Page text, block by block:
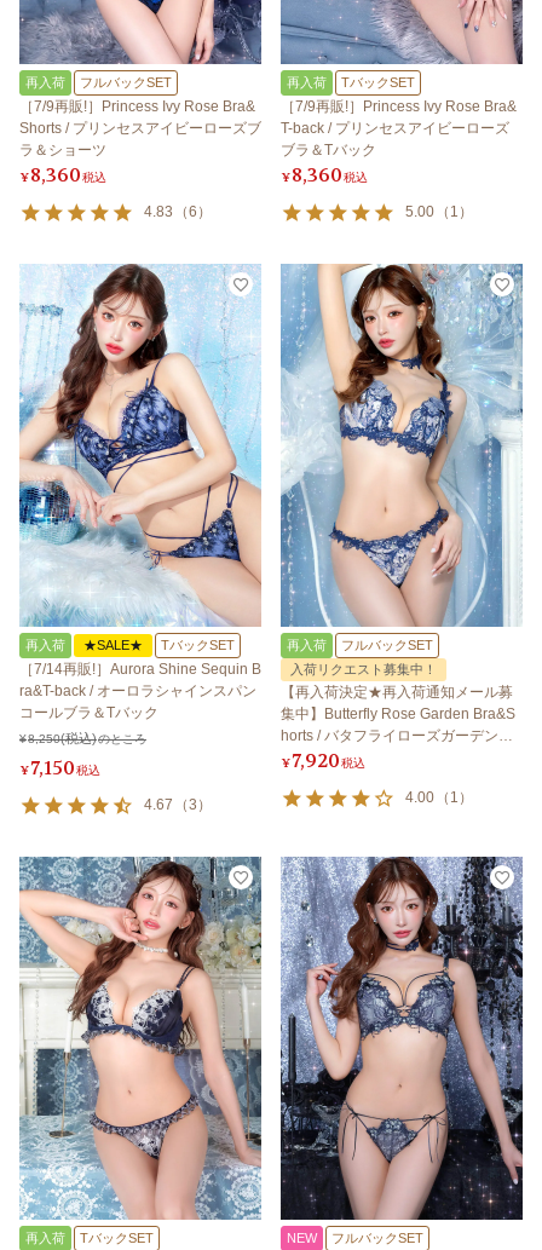
再入荷 フルバックSET
［7/9再販!］Princess Ivy Rose Bra&
Shorts / プリンセスアイビーローズブ
ラ＆ショーツ
¥8,360税込
4.83 （6 ）
再入荷 TバックSET
［7/9再販!］Princess Ivy Rose Bra&
T-back / プリンセスアイビーローズ
ブラ＆Tバック
¥8,360税込
5.00 （ 1 ）
再入荷 ★SALE★ TバックSET
［7/14再販!］Aurora Shine Sequin B
ra&T-back / オーロラシャインスパン
コールブラ＆Tバック
¥8,250 のところ
¥7,150税込
4.67 （3 ）
再入荷
フルバックSET
入荷リクエスト募集中！
【再入荷決定★再入荷通知メール募
集中】Butterfly Rose Garden Bra&S
horts / バタフライローズガーデンブ
ラ＆ショーツ
¥7,920税込
4.00 （ 1 ）
再入荷 TバックSET NEW フルバックSET